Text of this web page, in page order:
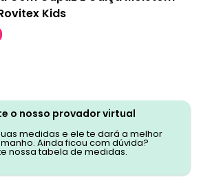
Kids
o nosso provador virtual
medidas e ele te dará a melhor
Ainda ficou com dúvida?
nossa tabela de medidas.